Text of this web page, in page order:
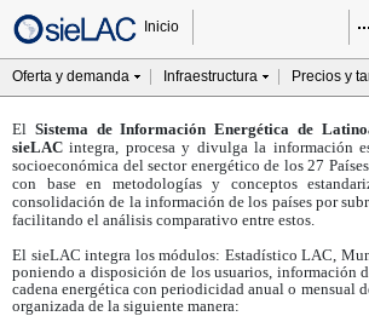
Inicio
Oferta y demanda Infraestructura Precios y
El Sistema de Información Energética de
sieLAC integra, procesa y divulga la información
socioeconómica del sector energético de los 27
con base en metodologías y conceptos
consolidación de la información de los países por
facilitando el análisis comparativo entre estos.
El sieLAC integra los módulos: Estadístico LAC,
poniendo a disposición de los usuarios, información
cadena energética con periodicidad anual o mensual
organizada de la siguiente manera: